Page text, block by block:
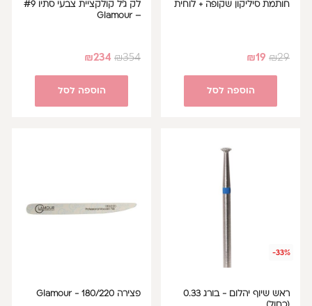
חותמת סיליקון שקופה + לוחית
₪29
₪19
הוספה לסל
לק ג'ל קולקציית צבעי סתיו #9
– Glamour
₪354
₪234
הוספה לסל
-33%
ראש שיוף יהלום - בורג 0.33
פצירה 180/220 - Glamour